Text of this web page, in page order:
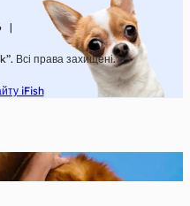
|
Всі права захищені.
iFish